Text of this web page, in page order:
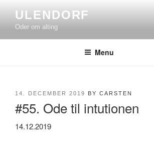
content
ULENDORF
Oder om alting
Menu
POSTED
14. DECEMBER 2019 BY CARSTEN
#55. Ode til intutionen
14.12.2019